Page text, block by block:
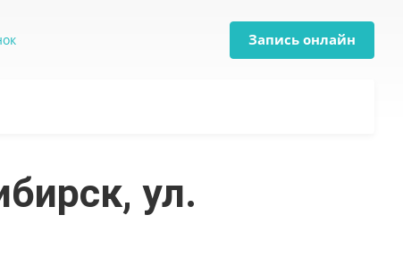
Запись онлайн
ул.